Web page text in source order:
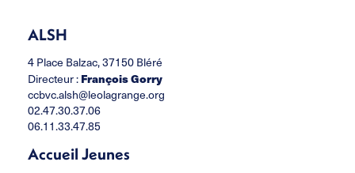
ALSH
4 Place Balzac, 37150 Bléré
Directeur : François Gorry
ccbvc.alsh@leolagrange.org
02.47.30.37.06
06.11.33.47.85
Accueil Jeunes